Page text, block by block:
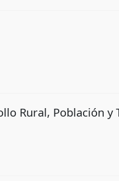
Rural, Población